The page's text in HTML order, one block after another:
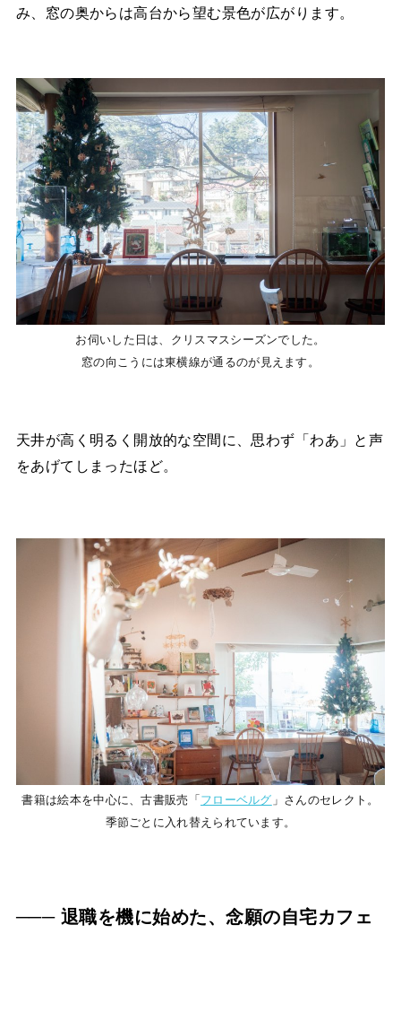
み、窓の奥からは高台から望む景色が広がります。
お伺いした日は、クリスマスシーズンでした。
窓の向こうには東横線が通るのが見えます。
天井が高く明るく開放的な空間に、思わず「わあ」と声
をあげてしまったほど。
書籍は絵本を中心に、古書販売「フローベルグ 」さんのセレクト。
季節ごとに入れ替えられています。
─── 退職を機に始めた、念願の自宅カフェ